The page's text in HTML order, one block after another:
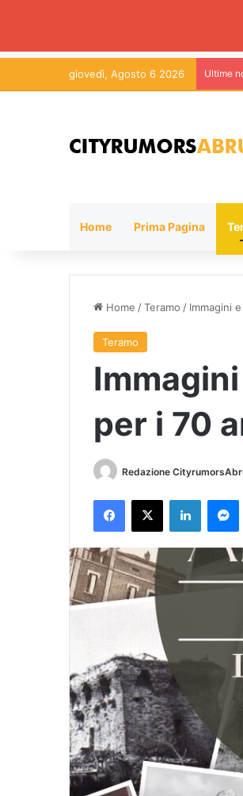
giovedì, Agosto 6 2026 Ultime
Home Prima Pagina
Home /Teramo / Immagini
Teramo
per i 70
Redazione